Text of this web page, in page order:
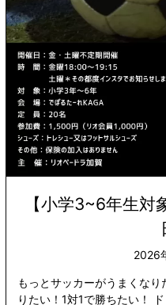
【小学3~6年生
2026
もっとサッカーがうまくな
りたい！1対1で勝ちたい！